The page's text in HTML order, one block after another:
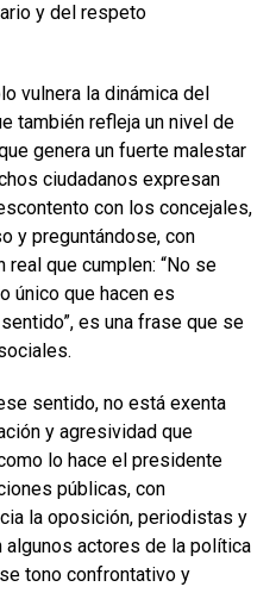
y del respeto
vulnera la dinámica del
también refleja un nivel de
genera un fuerte malestar
ciudadanos expresan
con los concejales,
y preguntándose, con
que cumplen: “No se
único que hacen es
es una frase que se
sentido, no está exenta
y agresividad que
lo hace el presidente
públicas, con
la oposición, periodistas y
actores de la política
tono confrontativo y